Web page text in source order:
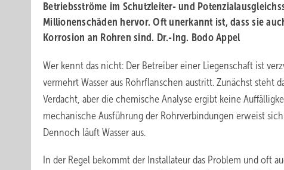
Betriebsströme im Schutzleiter- und
Millionenschäden hervor. Oft unerkannt ist, dass sie
Korrosion an Rohren sind. Dr.-Ing. Bodo Appel
Wer kennt das nicht: Der Betreiber einer Liegenschaft ist
vermehrt Wasser aus Rohrflanschen austritt. Zunächst steht
Verdacht, aber die chemische Analyse ergibt keine
mechanische Ausführung der Rohrverbindungen erweist
Dennoch läuft Wasser aus.
In der Regel bekommt der Installateur das Problem und oft